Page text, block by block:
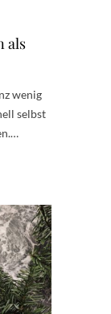
als
wenig
selbst